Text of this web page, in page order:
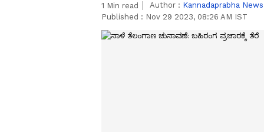
1 Min read Author : Kannadaprabha News
Published : Nov 29 2023, 08:26 AM IST